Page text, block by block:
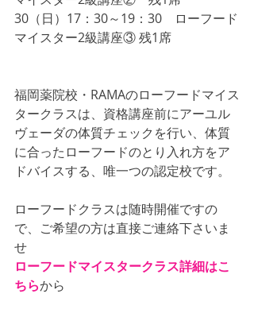
30（日）17：30～19：30　ローフード
マイスター2級講座③ 残1席
福岡薬院校・RAMAのローフードマイス
タークラスは、資格講座前にアーユル
ヴェーダの体質チェックを行い、体質
に合ったローフードのとり入れ方をア
ドバイスする、唯一つの認定校です。
ローフードクラスは随時開催ですの
で、ご希望の方は直接ご連絡下さいま
せ
ローフードマイスタークラス詳細はこ
ちらから